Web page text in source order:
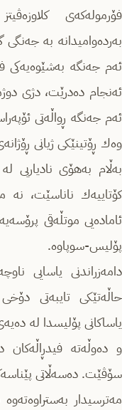
فۆرمولەكەى
بەردەوامیدانە بە
ئەم جەنگە بەشێوەیەكی
ئەنجام دەدرێت، دژی
ئەم جەنگە ڕواڵەتی
وەك ڕۆتینێكی ژیانی
بەڵام بەهۆی نادیاریی
كۆتاییەك ناناسێت،
ئامادەیی موتڵەقی
پۆلیس-سوپاوە.
دامەزراندنی یاسایی
حاڵەتێكی تایبەتی
و دەوڵەتە فیدڕاڵەكان
سۆڤێت. دەسەڵاتی
مەترسیدار